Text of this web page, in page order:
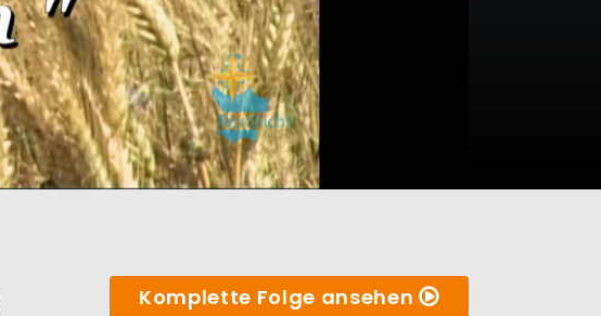
Komplette Folge ansehen